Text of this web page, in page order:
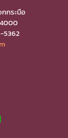
กระบือ
5362